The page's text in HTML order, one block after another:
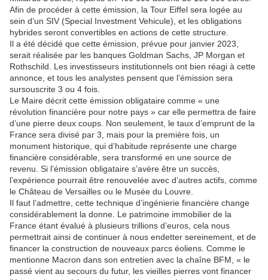
Afin de procéder à cette émission, la Tour Eiffel sera logée au
sein d’un SIV (Special Investment Vehicule), et les obligations
hybrides seront convertibles en actions de cette structure.
Il a été décidé que cette émission, prévue pour janvier 2023,
serait réalisée par les banques Goldman Sachs, JP Morgan et
Rothschild. Les investisseurs institutionnels ont bien réagi à cette
annonce, et tous les analystes pensent que l’émission sera
sursouscrite 3 ou 4 fois.
Le Maire décrit cette émission obligataire comme « une
révolution financière pour notre pays » car elle permettra de faire
d’une pierre deux coups. Non seulement, le taux d’emprunt de la
France sera divisé par 3, mais pour la première fois, un
monument historique, qui d’habitude représente une charge
financière considérable, sera transformé en une source de
revenu. Si l’émission obligataire s’avère être un succès,
l’expérience pourrait être renouvelée avec d’autres actifs, comme
le Château de Versailles ou le Musée du Louvre.
Il faut l’admettre, cette technique d’ingénierie financière change
considérablement la donne. Le patrimoine immobilier de la
France étant évalué à plusieurs trillions d’euros, cela nous
permettrait ainsi de continuer à nous endetter sereinement, et de
financer la construction de nouveaux parcs éoliens. Comme le
mentionne Macron dans son entretien avec la chaîne BFM, « le
passé vient au secours du futur, les vieilles pierres vont financer